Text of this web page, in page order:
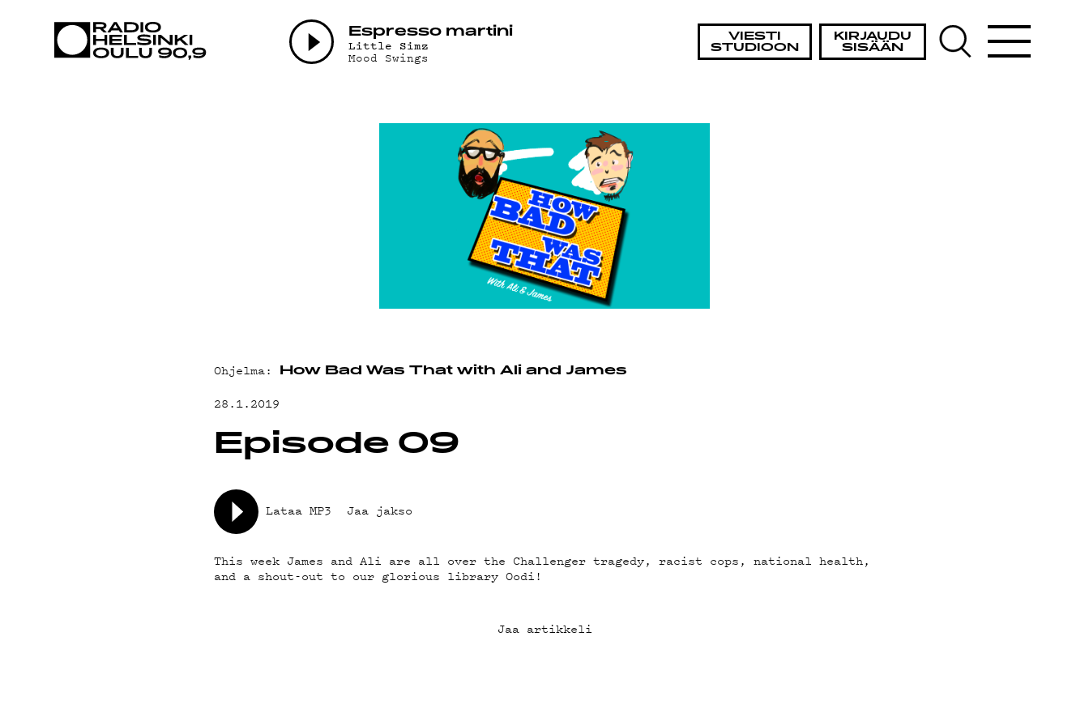
VIESTI
STUDIOON
KIRJAUDU
SISÄÄN
Espresso martini
Little Simz
Mood Swings
AJANKOHTAISTA
YHTEYSTIEDOT
G LIVELAB
YSTÄVÄKLUBI
TIETOSUOJA
Ohjelma: How Bad Was That with Ali and James
28.1.2019
Episode 09
Lataa MP3 Jaa jakso
This week James and Ali are all over the Challenger tragedy, racist cops, national health,
and a shout-out to our glorious library Oodi!
Jaa artikkeli